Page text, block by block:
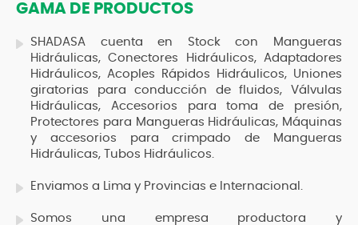
GAMA DE PRODUCTOS
SHADASA cuenta en Stock con Mangueras
Hidráulicas, Conectores Hidráulicos, Adaptadores
Hidráulicos, Acoples Rápidos Hidráulicos, Uniones
giratorias para conducción de fluidos, Válvulas
Hidráulicas, Accesorios para toma de presión,
Protectores para Mangueras Hidráulicas, Máquinas
y accesorios para crimpado de Mangueras
Hidráulicas, Tubos Hidráulicos.
Enviamos a Lima y Provincias e Internacional.
Somos una empresa productora y